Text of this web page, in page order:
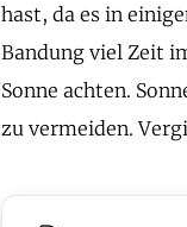
hast, da es in
Bandung viel Zeit
Sonne achten.
zu vermeiden.